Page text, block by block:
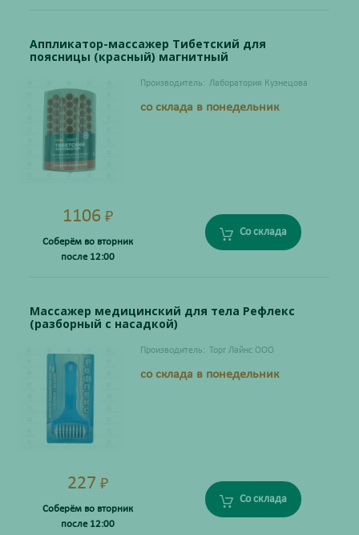
Аппликатор-массажер Тибетский для
поясницы (красный) магнитный
Производитель: Лаборатория Кузнецова
со склада в понедельник
1106 ₽
Соберём во вторник
после 12:00
Со склада
Массажер медицинский для тела Рефлекс
(разборный с насадкой)
Производитель: Торг Лайнс ООО
со склада в понедельник
227 ₽
Соберём во вторник
после 12:00
Со склада